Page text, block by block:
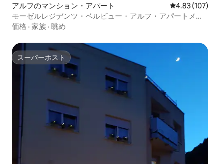
アルフのマンション・アパート レビュー107
4.83 (107)
モーゼルレジデンツ・ベルビュー・アルフ・アパートメン
ト・ベルビュー
価格 · 家族 · 眺め
スーパーホスト
スーパーホスト